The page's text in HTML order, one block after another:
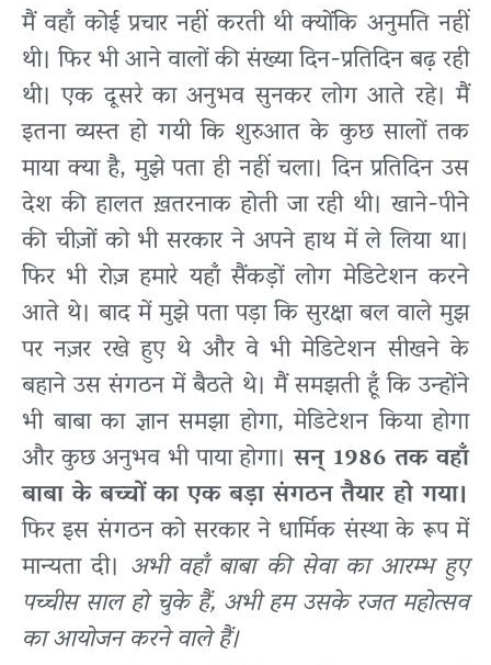
मैं वहाँ कोई प्रचार नहीं करती थी क्योंकि अनुमति नहीं
थी। फिर भी आने वालों की संख्या दिन-प्रतिदिन बढ़ रही
थी। एक दूसरे का अनुभव सुनकर लोग आते रहे। मैं
इतना व्यस्त हो गयी कि शुरुआत के कुछ सालों तक
माया क्या है, मुझे पता ही नहीं चला। दिन प्रतिदिन उस
देश की हालत ख़तरनाक होती जा रही थी। खाने-पीने
की चीज़ों को भी सरकार ने अपने हाथ में ले लिया था।
फिर भी रोज़ हमारे यहाँ सैंकड़ों लोग मेडिटेशन करने
आते थे। बाद में मुझे पता पड़ा कि सुरक्षा बल वाले मुझ
पर नज़र रखे हुए थे और वे भी मेडिटेशन सीखने के
बहाने उस संगठन में बैठते थे। मैं समझती हूँ कि उन्होंने
भी बाबा का ज्ञान समझा होगा, मेडिटेशन किया होगा
और कुछ अनुभव भी पाया होगा।सन् 1986 तक वहाँ
बाबा के बच्चों का एक बड़ा संगठन तैयार हो गया।
फिर इस संगठन को सरकार ने धार्मिक संस्था के रूप में
मान्यता दी। अभी वहाँ बाबा की सेवा का आरम्भ हुए
पच्चीस साल हो चुके हैं, अभी हम उसके रजत महोत्सव
का आयोजन करने वाले हैं।